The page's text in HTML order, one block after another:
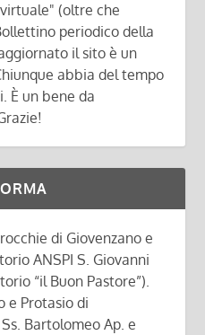
(oltre che
periodico della
il sito è un
abbia del tempo
È un bene da
di Giovenzano e
ANSPI S. Giovanni
“il Buon Pastore”).
e Protasio di
Bartolomeo Ap. e